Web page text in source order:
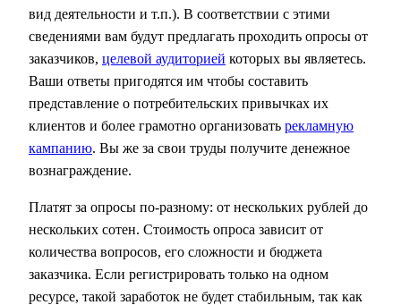
вид деятельности и т.п.). В соответствии с этими
сведениями вам будут предлагать проходить опросы от
заказчиков, целевой аудиторией которых вы являетесь.
Ваши ответы пригодятся им чтобы составить
представление о потребительских привычках их
клиентов и более грамотно организовать рекламную
кампанию. Вы же за свои труды получите денежное
вознаграждение.
Платят за опросы по-разному: от нескольких рублей до
нескольких сотен. Стоимость опроса зависит от
количества вопросов, его сложности и бюджета
заказчика. Если регистрировать только на одном
ресурсе, такой заработок не будет стабильным, так как